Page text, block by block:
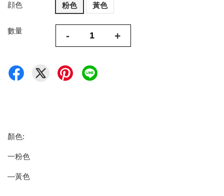
顔色 粉色 黃色
數量 - +
顏色:
一粉色
—黃色